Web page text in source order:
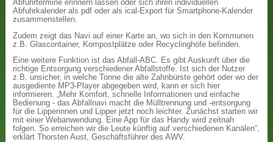
Abfuhrtermine erinnern lassen oder sich ihren individuellen
Abfuhrkalender als pdf oder als ical-Export für Smartphone-Kalender
zusammenstellen.
Zudem zeigt das Navi auf einer Karte an, wo sich in den Kommunen
z.B. Glascontainer, Kompostplätze oder Recyclinghöfe befinden.
Eine weitere Funktion ist das Abfall-ABC. Es gibt Auskunft über die
richtige Entsorgung verschiedener Abfallstoffe. Ist sich der Nutzer
z.B. unsicher, in welche Tonne die alte Zahnbürste gehört oder wo der
ausgediente MP3-Player abgegeben wird, kann er sich hier
informieren. „Mehr Komfort, schnelle Informationen und einfache
Bedienung - das Abfallnavi macht die Mülltrennung und -entsorgung
für die Lipperinnen und Lipper jetzt noch leichter. Zunächst starten wir
mit einer Webanwendung. Eine App für das Handy wird zeitnah
folgen. So erreichen wir die Leute künftig auf verschiedenen Kanälen“,
erklärt Thorsten Aust, Geschäftsführer des AWV.